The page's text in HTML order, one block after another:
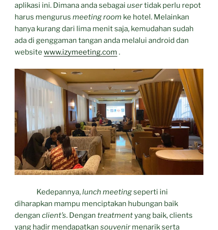
aplikasi ini. Dimana anda sebagai usertidak perlu repot
harus mengurus meeting room ke hotel. Melainkan
hanya kurang dari lima menit saja, kemudahan sudah
ada di genggaman tangan anda melalui android dan
website www.izymeeting.com .
Kedepannya,lunch meetingseperti ini
diharapkan mampu menciptakan hubungan baik
dengan client’s. Dengan treatmentyang baik, clients
yang hadir mendapatkan souvenir menarik serta